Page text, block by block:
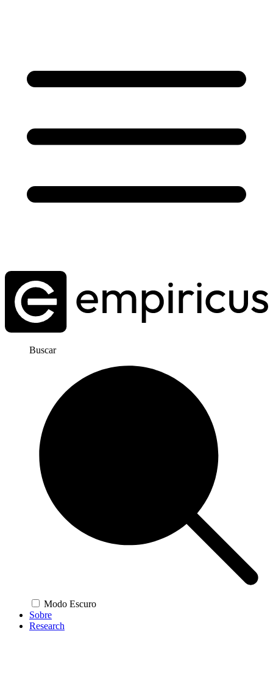
Buscar
Modo Escuro
Sobre
Research